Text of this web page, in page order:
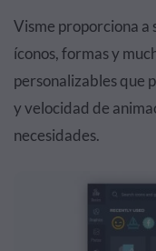
Visme proporciona a
íconos, formas y
personalizables que
y velocidad de
necesidades.